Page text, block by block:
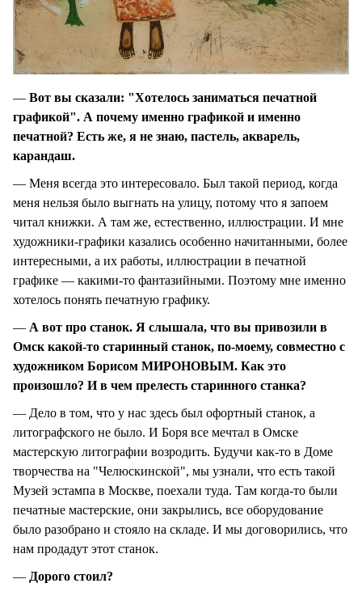
— Вот вы сказали: "Хотелось заниматься печатной
графикой". А почему именно графикой и именно
печатной? Есть же, я не знаю, пастель, акварель,
карандаш.
— Меня всегда это интересовало. Был такой период, когда
меня нельзя было выгнать на улицу, потому что я запоем
читал книжки. А там же, естественно, иллюстрации. И мне
художники-графики казались особенно начитанными, более
интересными, а их работы, иллюстрации в печатной
графике — какими-то фантазийными. Поэтому мне именно
хотелось понять печатную графику.
— А вот про станок. Я слышала, что вы привозили в
Омск какой-то старинный станок, по-моему, совместно с
художником Борисом МИРОНОВЫМ. Как это
произошло? И в чем прелесть старинного станка?
— Дело в том, что у нас здесь был офортный станок, а
литографского не было. И Боря все мечтал в Омске
мастерскую литографии возродить. Будучи как-то в Доме
творчества на "Челюскинской", мы узнали, что есть такой
Музей эстампа в Москве, поехали туда. Там когда-то были
печатные мастерские, они закрылись, все оборудование
было разобрано и стояло на складе. И мы договорились, что
нам продадут этот станок.
— Дорого стоил?